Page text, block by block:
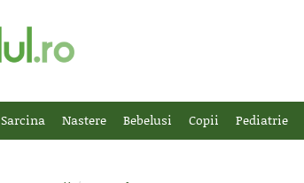
Sarcina Nastere Bebelusi Copii Pediatrie